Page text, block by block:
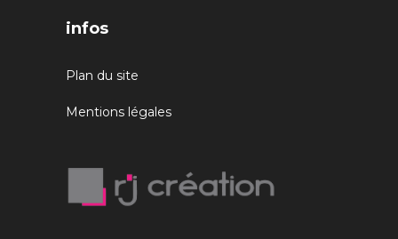
infos
Plan du site
Mentions légales